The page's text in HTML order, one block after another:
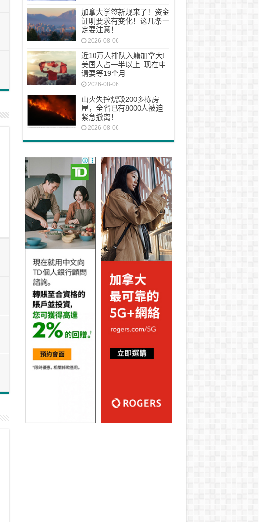
加拿大学签新规来了！资金
证明要求有变化！这几条一
定要注意！
2026-08-06
近10万人排队入籍加拿大!
美国人占一半以上! 现在申
请要等19个月
2026-08-06
山火失控烧毁200多栋房
屋，全省已有8000人被迫
紧急撤离！
2026-08-06